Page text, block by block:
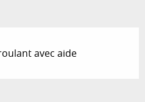
avec aide